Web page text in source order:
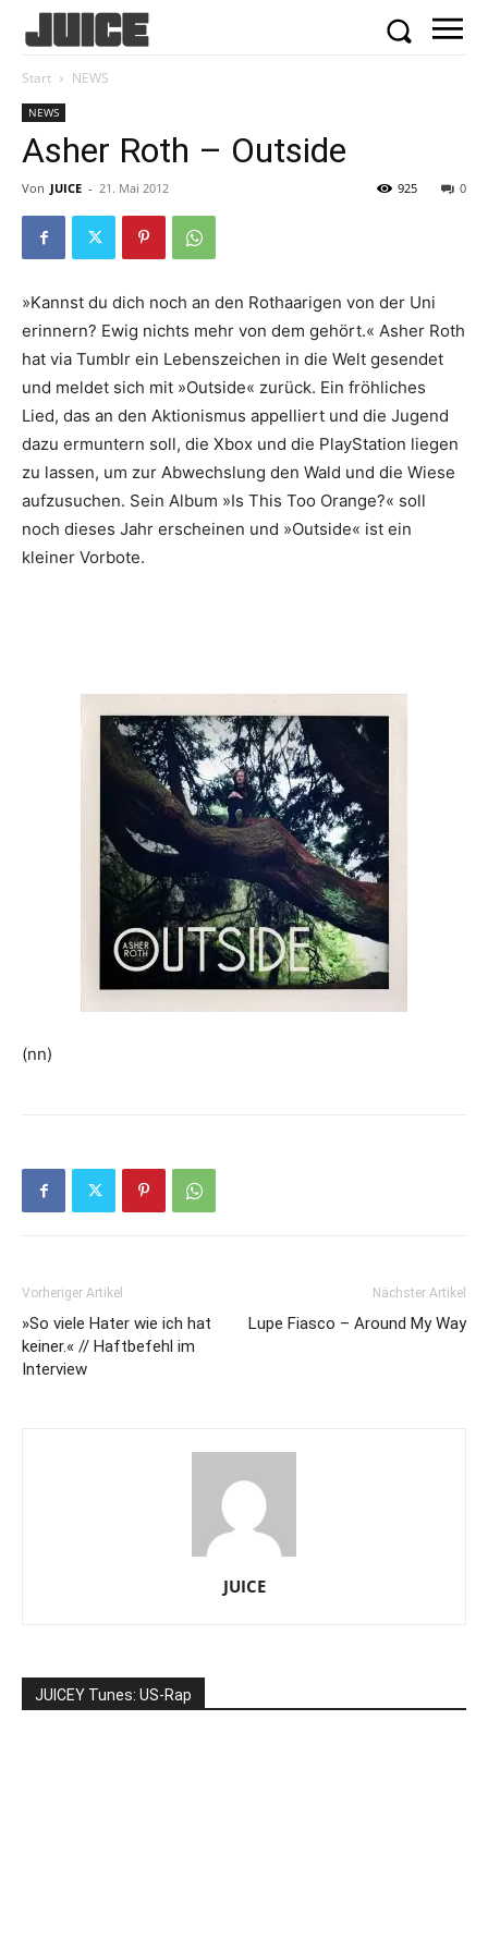
Start NEWS
NEWS
Asher Roth – Outside
Von JUICE - 21. Mai 2012 0
925
»Kannst du dich noch an den Rothaarigen von der Uni
erinnern? Ewig nichts mehr von dem gehört.« Asher Roth
hat via Tumblr ein Lebenszeichen in die Welt gesendet
und meldet sich mit »Outside« zurück. Ein fröhliches
Lied, das an den Aktionismus appelliert und die Jugend
dazu ermuntern soll, die Xbox und die PlayStation liegen
zu lassen, um zur Abwechslung den Wald und die Wiese
aufzusuchen. Sein Album »Is This Too Orange?« soll
noch dieses Jahr erscheinen und »Outside« ist ein
kleiner Vorbote.
(nn)
Vorheriger Artikel
»So viele Hater wie ich hat
keiner.« // Haftbefehl im
Interview
Nächster Artikel
Lupe Fiasco – Around My Way
JUICE
JUICEY Tunes: US-Rap